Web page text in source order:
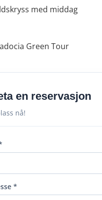
med middag
Green Tour
en reservasjon
nå!
*